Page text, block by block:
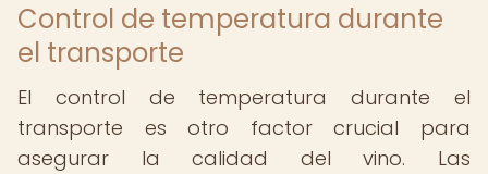
Control de temperatura durante
el transporte
El control de temperatura durante el
transporte es otro factor crucial para
asegurar la calidad del vino. Las